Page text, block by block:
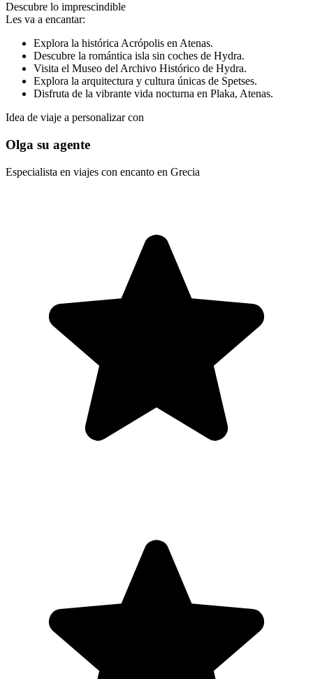
Descubre lo imprescindible
Les va a encantar:
Explora la histórica Acrópolis en Atenas.
Descubre la romántica isla sin coches de Hydra.
Visita el Museo del Archivo Histórico de Hydra.
Explora la arquitectura y cultura únicas de Spetses.
Disfruta de la vibrante vida nocturna en Plaka, Atenas.
Idea de viaje a personalizar con
Olga su agente
Especialista en viajes con encanto en Grecia